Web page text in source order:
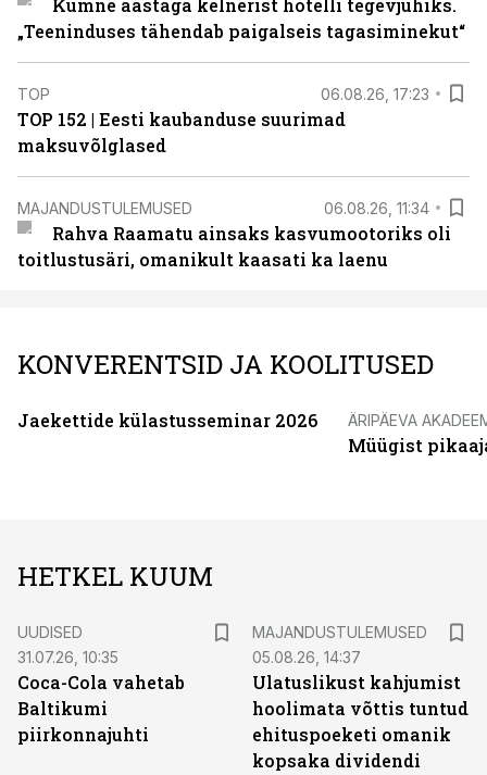
Kümne aastaga kelnerist hotelli tegevjuhiks.
„Teeninduses tähendab paigalseis tagasiminekut“
TOP 06.08.26, 17:23
TOP 152 | Eesti kaubanduse suurimad
maksuvõlglased
MAJANDUSTULEMUSED 06.08.26, 11:34
Rahva Raamatu ainsaks kasvumootoriks oli
toitlustusäri, omanikult kaasati ka laenu
KONVERENTSID JA KOOLITUSED
Jaekettide külastusseminar 2026 ÄRIPÄEVA
Müügist
HETKEL KUUM
UUDISED
31.07.26, 10:35
Coca-Cola vahetab
Baltikumi
piirkonnajuhti
MAJANDUSTULEMUSED
05.08.26, 14:37
Ulatuslikust kahjumist
hoolimata võttis tuntud
ehituspoeketi omanik
kopsaka dividendi